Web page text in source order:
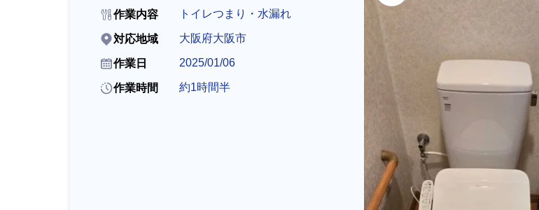
排水管・排水桝トラブル
作業内容 トイレつまり・水漏れ
対応地域 大阪府大阪市
作業日 2025/01/06
作業時間 約1時間半